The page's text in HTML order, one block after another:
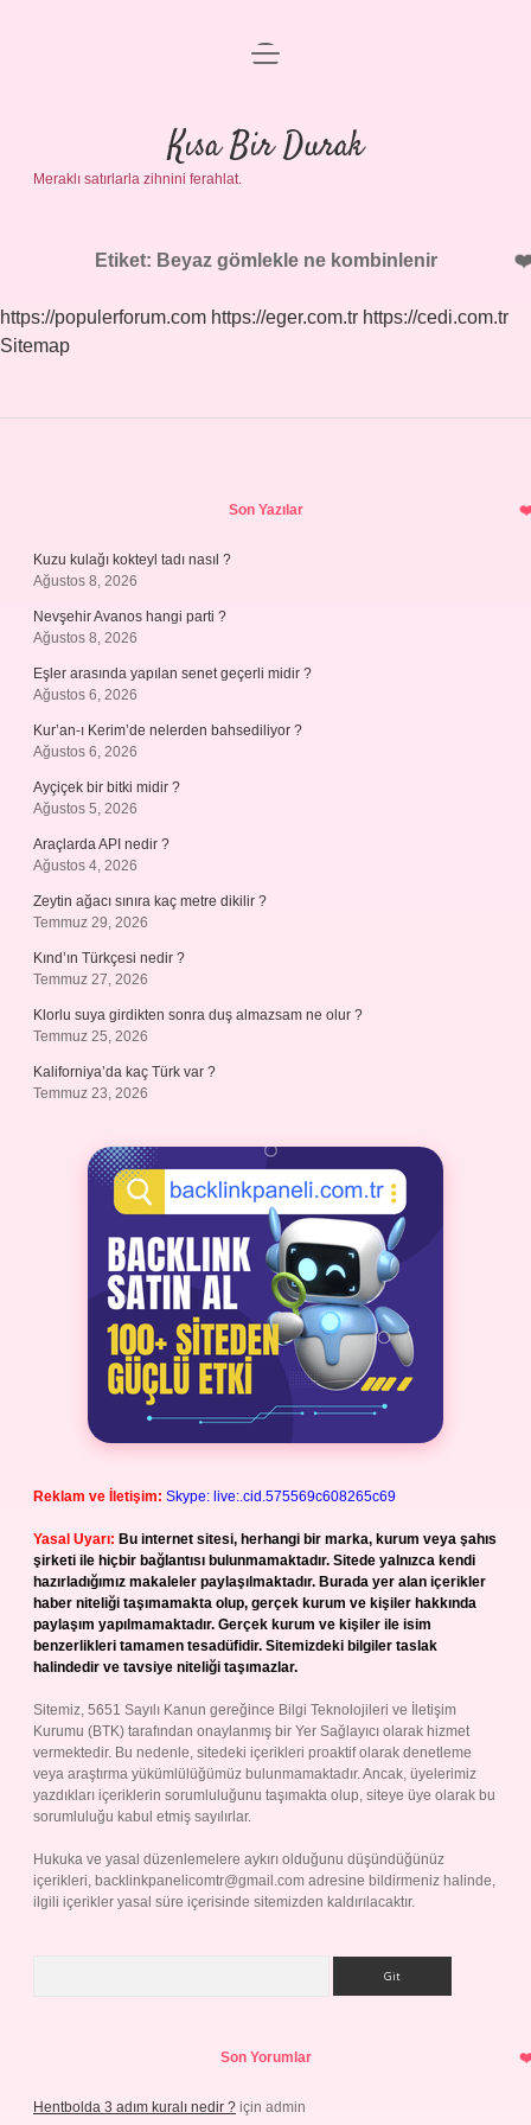
Anasayfa
Gizlilik Politikası
Yasal Uyarı
menüyü
Kısa Bir Durak
Meraklı satırlarla zihnini ferahlat.
Etiket: Beyaz gömlekle ne kombinlenir
https://populerforum.com https://eger.com.tr https://cedi.com.tr
Sitemap
Son Yazılar
Kuzu kulağı kokteyl tadı nasıl ?
Ağustos 8, 2026
Nevşehir Avanos hangi parti ?
Ağustos 8, 2026
Eşler arasında yapılan senet geçerli midir ?
Ağustos 6, 2026
Kur’an-ı Kerim’de nelerden bahsediliyor ?
Ağustos 6, 2026
Ayçiçek bir bitki midir ?
Ağustos 5, 2026
Araçlarda API nedir ?
Ağustos 4, 2026
Zeytin ağacı sınıra kaç metre dikilir ?
Temmuz 29, 2026
Kınd’ın Türkçesi nedir ?
Temmuz 27, 2026
Klorlu suya girdikten sonra duş almazsam ne olur ?
Temmuz 25, 2026
Kaliforniya’da kaç Türk var ?
Temmuz 23, 2026
Reklam ve İletişim: Skype: live:.cid.575569c608265c69
Yasal Uyarı: Bu internet sitesi, herhangi bir marka, kurum veya şahıs
şirketi ile hiçbir bağlantısı bulunmamaktadır. Sitede yalnızca kendi
hazırladığımız makaleler paylaşılmaktadır. Burada yer alan içerikler
haber niteliği taşımamakta olup, gerçek kurum ve kişiler hakkında
paylaşım yapılmamaktadır. Gerçek kurum ve kişiler ile isim
benzerlikleri tamamen tesadüfidir. Sitemizdeki bilgiler taslak
halindedir ve tavsiye niteliği taşımazlar.
Sitemiz, 5651 Sayılı Kanun gereğince Bilgi Teknolojileri ve İletişim
Kurumu (BTK) tarafından onaylanmış bir Yer Sağlayıcı olarak hizmet
vermektedir. Bu nedenle, sitedeki içerikleri proaktif olarak denetleme
veya araştırma yükümlülüğümüz bulunmamaktadır. Ancak, üyelerimiz
yazdıkları içeriklerin sorumluluğunu taşımakta olup, siteye üye olarak bu
sorumluluğu kabul etmiş sayılırlar.
Hukuka ve yasal düzenlemelere aykırı olduğunu düşündüğünüz
içerikleri, backlinkpanelicomtr@gmail.com adresine bildirmeniz halinde,
ilgili içerikler yasal süre içerisinde sitemizden kaldırılacaktır.
Son Yorumlar
Hentbolda 3 adım kuralı nedir ? için admin